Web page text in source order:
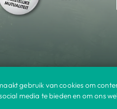
Intersoc Bestemmingen |
gebruik van cookies om
media te bieden en om ons